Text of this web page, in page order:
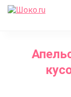
Каталог